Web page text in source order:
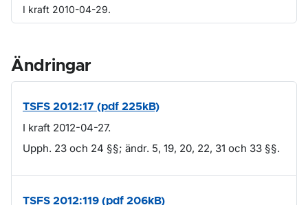
I kraft 2010-04-29.
Ändringar
TSFS 2012:17 (pdf 225kB)
I kraft 2012-04-27.
Upph. 23 och 24 §§; ändr. 5, 19, 20, 22, 31 och 33 §§.
TSFS 2012:119 (pdf 206kB)